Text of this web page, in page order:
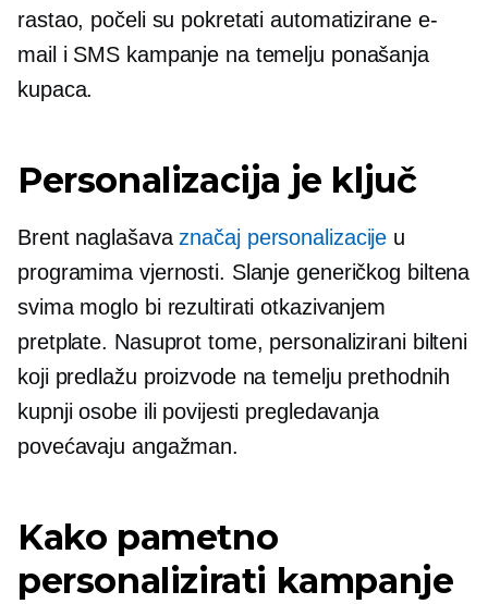
rastao, počeli su pokretati automatizirane e-
mail i SMS kampanje na temelju ponašanja
kupaca.
Personalizacija je ključ
Brent naglašava značaj personalizacije u
programima vjernosti. Slanje generičkog biltena
svima moglo bi rezultirati otkazivanjem
pretplate. Nasuprot tome, personalizirani bilteni
koji predlažu proizvode na temelju prethodnih
kupnji osobe ili povijesti pregledavanja
povećavaju angažman.
Kako pametno
personalizirati kampanje